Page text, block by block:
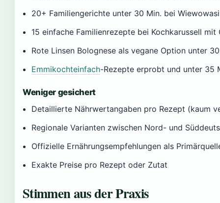
20+ Familiengerichte unter 30 Min. bei
15 einfache Familienrezepte bei Kochkarussell mit
Rote Linsen Bolognese als vegane Option unter
Emmikochteinfach-Rezepte erprobt und unter 35
Weniger gesichert
Detaillierte Nährwertangaben pro Rezept (kaum
Regionale Varianten zwischen Nord- und
Offizielle Ernährungsempfehlungen als
Exakte Preise pro Rezept oder Zutat
Stimmen aus der Praxis